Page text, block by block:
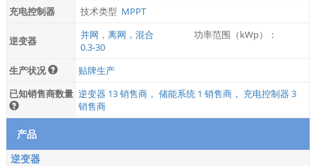
充电控制器
技术类型 MPPT
逆变器 并网，离网，混合
功率范围（kWp）：
0.3-30
生产状况
贴牌生产
已知销售商数量 逆变器 13 销售商， 储能系统 1 销售商， 充电控制器 3
销售商
产品
逆变器